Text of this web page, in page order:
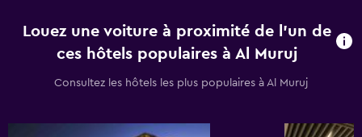
Louez une voiture à proximité de l’un de
ces hôtels populaires à Al Muruj
Consultez les hôtels les plus populaires à Al Muruj